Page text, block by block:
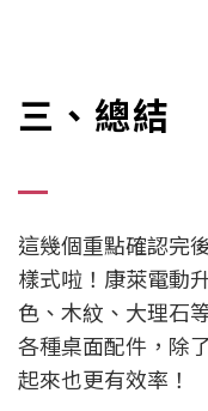
三、總結
這幾個重點確認完
樣式啦！康萊電動
色、木紋、大理石
各種桌面配件，除
起來也更有效率！